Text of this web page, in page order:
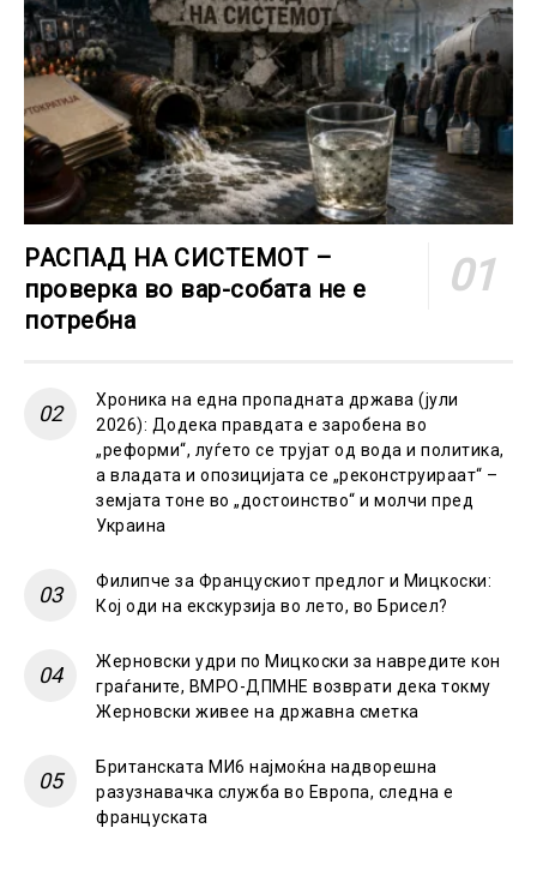
РАСПАД НА СИСТЕМОТ –
проверка во вар-собата не е
потребна
Хроника на една пропадната држава (јули
2026): Додека правдата е заробена во
„реформи“, луѓето се трујат од вода и политика,
а владата и опозицијата се „реконструираат“ –
земјата тоне во „достоинство“ и молчи пред
Украина
Филипче за Францускиот предлог и Мицкоски:
Кој оди на екскурзија во лето, во Брисел?
Жерновски удри по Мицкоски за навредите кон
граѓаните, ВМРО-ДПМНЕ возврати дека токму
Жерновски живее на државна сметка
Британската МИ6 најмоќна надворешна
разузнавачка служба во Европа, следна е
француската